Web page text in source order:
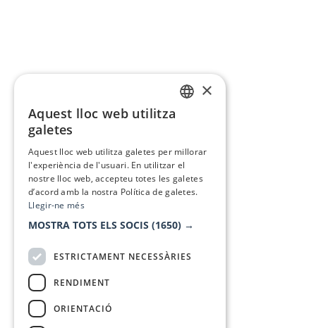
×
Aquest lloc web utilitza
galetes
Aquest lloc web utilitza galetes per millorar
l'experiència de l'usuari. En utilitzar el
nostre lloc web, accepteu totes les galetes
d’acord amb la nostra Política de galetes.
Llegir-ne més
MOSTRA TOTS ELS SOCIS (1650) →
ESTRICTAMENT NECESSÀRIES
RENDIMENT
ORIENTACIÓ